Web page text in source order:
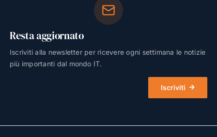
Resta aggiornato
Iscriviti alla newsletter per ricevere ogni settimana le notizie
più importanti dal mondo IT.
Iscriviti